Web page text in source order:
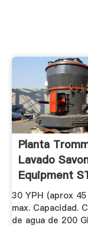
Planta
Lavado
Equipment
Nueva A La ...
30 YPH (aprox
max. Capacidad.
de agua de 200